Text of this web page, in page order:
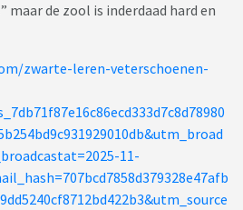
maar de zool is inderdaad hard en
zwarte-leren-veterschoenen-
11-